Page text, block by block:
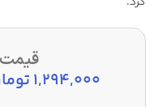
1,294,000